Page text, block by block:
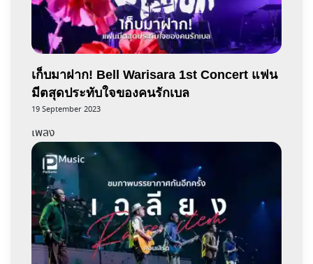
เก็บมาฝาก! Bell Warisara 1st Concert แฟน
มีตสุดประทับใจของคนรักเบล
19 September 2023
เพลง